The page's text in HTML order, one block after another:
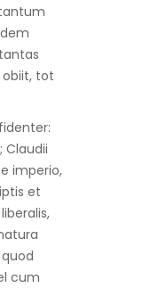
tot
Claudii
imperio,
et
cum